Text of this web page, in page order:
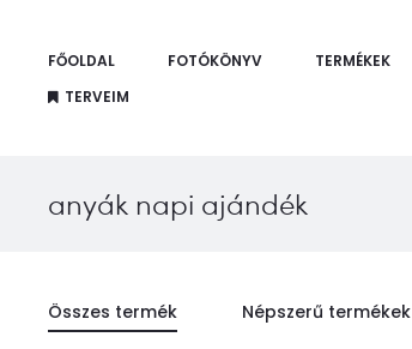
FŐOLDAL FOTÓKÖNYV TERMÉKEK
TERVEIM
anyák napi ajándék
Összes termék Népszerű termékek